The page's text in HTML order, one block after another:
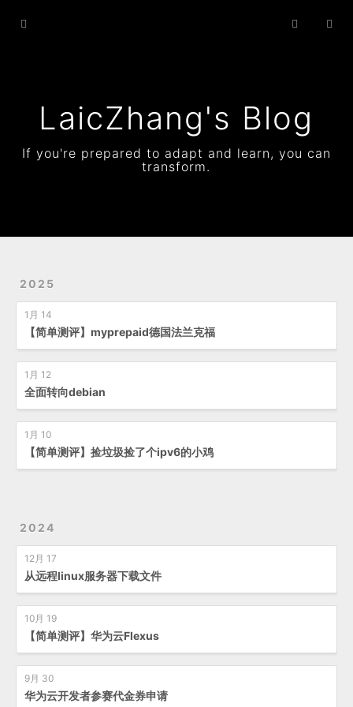
LaicZhang's Blog
If you're prepared to adapt and learn, you can
transform.
2025
1月 14
【简单测评】myprepaid德国法兰克福
1月 12
全面转向debian
1月 10
【简单测评】捡垃圾捡了个ipv6的小鸡
2024
12月 17
从远程linux服务器下载文件
10月 19
【简单测评】华为云Flexus
9月 30
华为云开发者参赛代金券申请
Home
Resume